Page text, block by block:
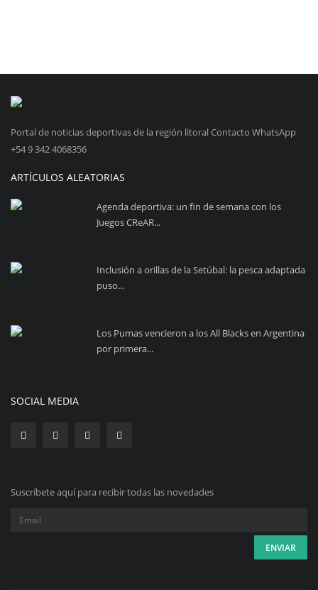
Portal de noticias deportivas de la región litoral Contacto WhatsApp
+54 9 342 4068356
ARTÍCULOS ALEATORIAS
Agenda deportiva: un fin de semana con los
Juegos CReAR...
Inclusión a orillas de la Setúbal: la pesca adaptada
puso...
Los Pumas vencieron a los All Blacks en Argentina
por primera...
SOCIAL MEDIA
Suscríbete aquí para recibir todas las novedades